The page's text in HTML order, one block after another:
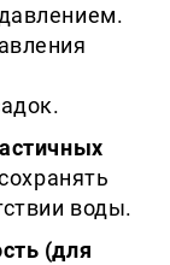
воды.
(для